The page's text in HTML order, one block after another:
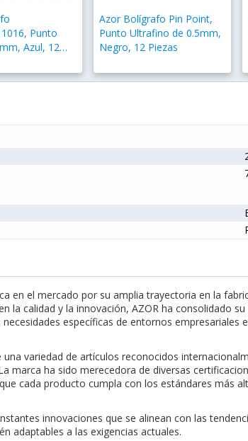
Punto
Azul, 12
Azor Bolígrafo Pin Point,
Punto Ultrafino de 0.5mm,
Negro, 12 Piezas
en el mercado por su amplia trayectoria en la
la calidad y la innovación, AZOR ha consolidado
específicas de entornos empresariales
una variedad de artículos reconocidos
marca ha sido merecedora de diversas
cada producto cumpla con los estándares más
innovaciones que se alinean con las
adaptables a las exigencias actuales.